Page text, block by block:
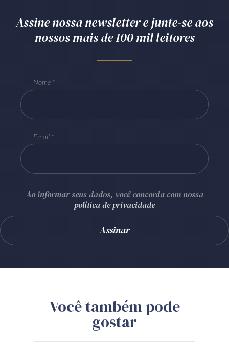
Assine nossa newsletter e junte-se aos
nossos mais de 100 mil leitores
Nome
Email
Ao informar seus dados, você concorda com nossa
política de privacidade
Você também pode
gostar